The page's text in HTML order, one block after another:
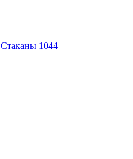
Стаканы 1044